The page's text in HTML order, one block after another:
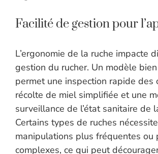
Facilité de gestion pour
L’ergonomie de la ruche impacte
gestion du rucher. Un modèle
permet une inspection rapide des
récolte de miel simplifiée et une
surveillance de l’état sanitaire de
Certains types de ruches
manipulations plus fréquentes ou
complexes, ce qui peut